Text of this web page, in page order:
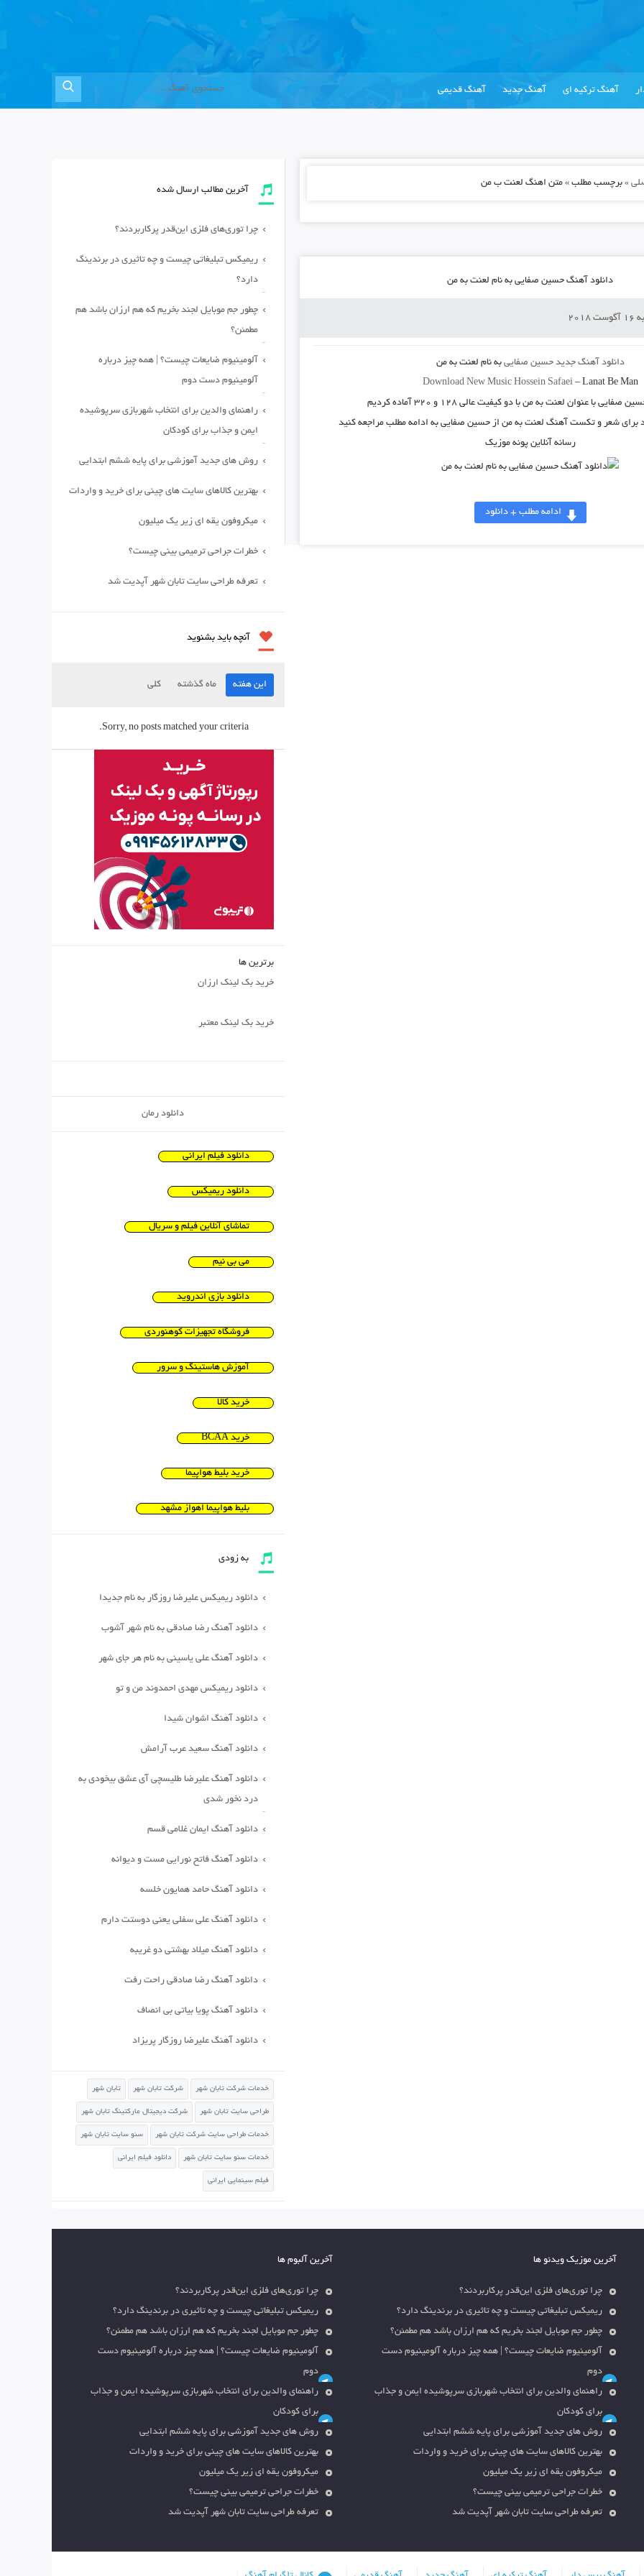
آهنگ ترکیه ای آهنگ جدید آهنگ قدیمی
» برچسب مطلب » متن اهنگ لعنت ب من
دانلود آهنگ حسین صفایی به نام لعنت به من
دانلود آهنگ جدید حسین صفایی به نام لعنت به من
Download New Music Hossein Safaei– Lanat Be Man
صفایی با عنوان لعنت به من با دو کیفیت عالی ۱۲۸ و ۳۲۰ آماده کردیم
برای شعر و تکست آهنگ لعنت به من از حسین صفایی به ادامه مطلب مراجعه کنید
رسانه آنلاین پونه موزیک
ادامه مطلب + دانلود
آخرین مطالب ارسال شده
چرا توری‌های فلزی این‌قدر پرکاربردند؟
ریمیکس تبلیغاتی چیست و چه تاثیری در برندینگ
دارد؟
چطور جم موبایل لجند بخریم که هم ارزان باشد هم
مطمئن؟
آلومینیوم ضایعات چیست؟ | همه چیز درباره
آلومینیوم دست دوم
راهنمای والدین برای انتخاب شهربازی سرپوشیده
ایمن و جذاب برای کودکان
روش های جدید آموزشی برای پایه ششم ابتدایی
بهترین کالاهای سایت های چینی برای خرید و واردات
میکروفون یقه ای زیر یک میلیون
خطرات جراحی ترمیمی بینی چیست؟
تعرفه طراحی سایت تابان شهر آپدیت شد
آنچه باید بشنوید
این هفته ماه گذشته کلی
Sorry, no posts matched your criteria.
برترین ها
خرید بک لینک ارزان
خرید بک لینک معتبر
دانلود رمان
دانلود فیلم ایرانی
دانلود ریمیکس
تماشای آنلاین فیلم و سریال
می بی نیم
دانلود بازی اندروید
فروشگاه تجهیزات کوهنوردی
آموزش هاستینگ و سرور
خرید کالا
خرید BCAA
خرید بلیط هواپیما
بلیط هواپیما اهواز مشهد
به زودی
دانلود ریمیکس علیرضا روزگار به نام جدیدا
دانلود آهنگ رضا صادقی به نام شهر آشوب
دانلود آهنگ علی یاسینی به نام هر جای شهر
دانلود ریمیکس مهدی احمدوند من و تو
دانلود آهنگ اشوان شیدا
دانلود آهنگ سعید عرب آرامش
دانلود آهنگ علیرضا طلیسچی آی عشق بیخودی به
درد نخور شدی
دانلود آهنگ ایمان غلامی قسم
دانلود آهنگ فاتح نورایی مست و دیوانه
دانلود آهنگ حامد همایون خلسه
دانلود آهنگ علی سفلی یعنی دوستت دارم
دانلود آهنگ میلاد بهشتی دو غریبه
دانلود آهنگ رضا صادقی راحت رفت
دانلود آهنگ پویا بیاتی بی انصاف
دانلود آهنگ علیرضا روزگار پریزاد
خدمات شرکت تابان شهر شرکت تابان شهر تابان شهر
طراحی سایت تابان شهر شرکت دیجیتال مارکتینگ تابان شهر
خدمات طراحی سایت شرکت تابان شهر سئو سایت تابان شهر
خدمات سئو سایت تابان شهر دانلود فیلم ایرانی
فیلم سینمایی ایرانی
آخرین موزیک ویدئو ها
چرا توری‌های فلزی این‌قدر پرکاربردند؟
ریمیکس تبلیغاتی چیست و چه تاثیری در برندینگ دارد؟
چطور جم موبایل لجند بخریم که هم ارزان باشد هم مطمئن؟
آلومینیوم ضایعات چیست؟ | همه چیز درباره آلومینیوم دست
دوم
راهنمای والدین برای انتخاب شهربازی سرپوشیده ایمن و جذاب
برای کودکان
روش های جدید آموزشی برای پایه ششم ابتدایی
بهترین کالاهای سایت های چینی برای خرید و واردات
میکروفون یقه ای زیر یک میلیون
خطرات جراحی ترمیمی بینی چیست؟
تعرفه طراحی سایت تابان شهر آپدیت شد
آخرین آلبوم ها
چرا توری‌های فلزی این‌قدر پرکاربردند؟
ریمیکس تبلیغاتی چیست و چه تاثیری در برندینگ دارد؟
چطور جم موبایل لجند بخریم که هم ارزان باشد هم مطمئن؟
آلومینیوم ضایعات چیست؟ | همه چیز درباره آلومینیوم دست
دوم
راهنمای والدین برای انتخاب شهربازی سرپوشیده ایمن و جذاب
برای کودکان
روش های جدید آموزشی برای پایه ششم ابتدایی
بهترین کالاهای سایت های چینی برای خرید و واردات
میکروفون یقه ای زیر یک میلیون
خطرات جراحی ترمیمی بینی چیست؟
تعرفه طراحی سایت تابان شهر آپدیت شد